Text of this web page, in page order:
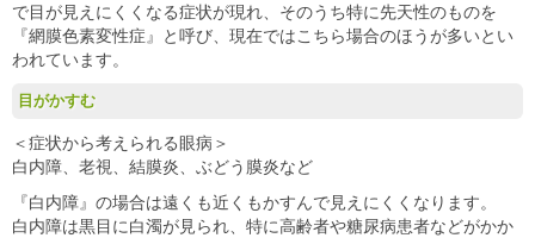
で目が見えにくくなる症状が現れ、そのうち特に先天性のものを
『網膜色素変性症』と呼び、現在ではこちら場合のほうが多いとい
われています。
目がかすむ
＜症状から考えられる眼病＞
白内障、老視、結膜炎、ぶどう膜炎など
『白内障』の場合は遠くも近くもかすんで見えにくくなります。
白内障は黒目に白濁が見られ、特に高齢者や糖尿病患者などがかか